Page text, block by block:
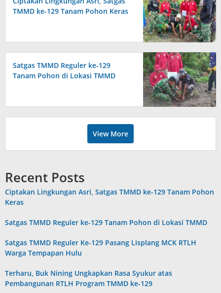
TMMD ke-129 Tanam Pohon Keras
Satgas TMMD Reguler ke-129
Tanam Pohon di Lokasi TMMD
View More
Recent Posts
Ciptakan Lingkungan Asri, Satgas TMMD ke-129 Tanam Pohon
Keras
Satgas TMMD Reguler ke-129 Tanam Pohon di Lokasi TMMD
Satgas TMMD Reguler Ke-129 Pasang Lisplang MCK RTLH
Warga Tempapan Hulu
Terharu, Buk Nining Ungkapkan Rasa Syukur atas
Pembangunan RTLH Program TMMD ke-129